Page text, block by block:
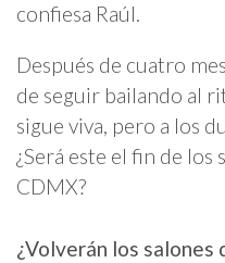
confiesa Raúl.
Después de cuatro
de seguir bailando al
sigue viva, pero a los
¿Será este el fin de los
CDMX?
¿Volverán los salones